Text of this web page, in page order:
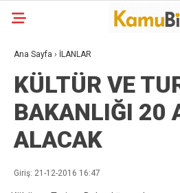
Ana Sayfa › İLANLAR
KÜLTÜR VE
BAKANLIĞI 20
ALACAK
Giriş: 21-12-2016 16:47